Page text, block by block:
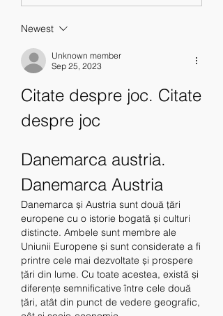
Newest
Unknown member
Sep 25, 2023
Citate despre joc. Citate
despre joc
Danemarca austria.
Danemarca Austria
Danemarca și Austria sunt două țări
europene cu o istorie bogată și culturi
distincte. Ambele sunt membre ale
Uniunii Europene și sunt considerate a fi
printre cele mai dezvoltate și prospere
țări din lume. Cu toate acestea, există și
diferențe semnificative între cele două
țări, atât din punct de vedere geografic,